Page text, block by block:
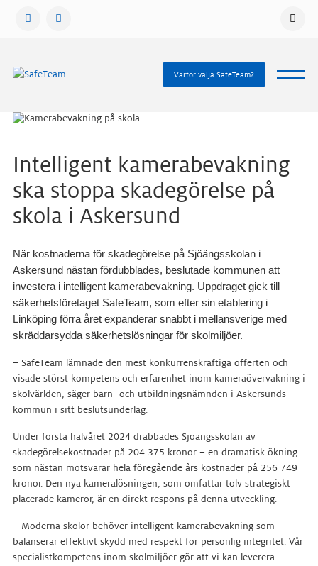
vidare
Varför välja SafeTeam?
Intelligent kamerabevakning
ska stoppa skadegörelse på
skola i Askersund
När kostnaderna för skadegörelse på Sjöängsskolan i
Askersund nästan fördubblades, beslutade kommunen att
investera i intelligent kamerabevakning. Uppdraget gick till
säkerhetsföretaget SafeTeam, som efter sin etablering i
Linköping förra året expanderar snabbt i mellansverige med
skräddarsydda säkerhetslösningar för skolmiljöer.
– SafeTeam lämnade den mest konkurrenskraftiga offerten och
visade störst kompetens och erfarenhet inom kameraövervakning i
skolvärlden, säger barn- och utbildningsnämnden i Askersunds
kommun i sitt beslutsunderlag.
Under första halvåret 2024 drabbades Sjöängsskolan av
skadegörelsekostnader på 204 375 kronor – en dramatisk ökning
som nästan motsvarar hela föregående års kostnader på 256 749
kronor. Den nya kameralösningen, som omfattar tolv strategiskt
placerade kameror, är en direkt respons på denna utveckling.
– Moderna skolor behöver intelligent kamerabevakning som
balanserar effektivt skydd med respekt för personlig integritet. Vår
specialistkompetens inom skolmiljöer gör att vi kan leverera